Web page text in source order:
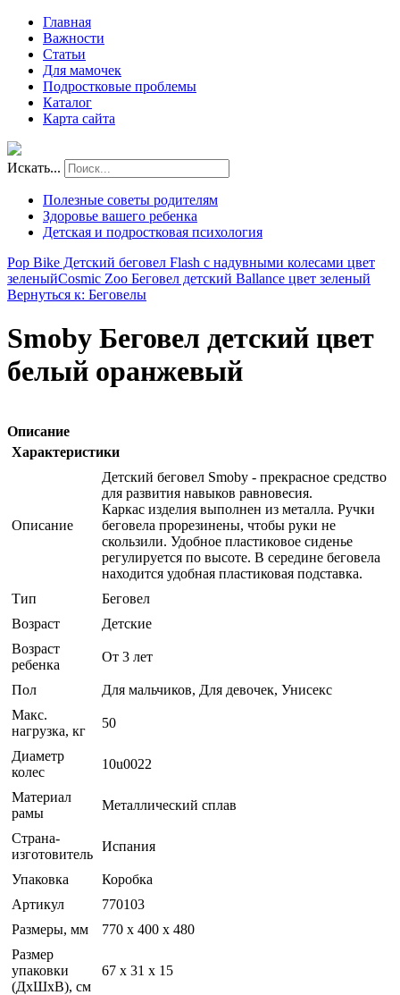
Главная
Важности
Статьи
Для мамочек
Подростковые проблемы
Каталог
Карта сайта
Искать...
Полезные советы родителям
Здоровье вашего ребенка
Детская и подростковая психология
Pop Bike Детский беговел Flash с надувными колесами цвет
зеленыйCosmic Zoo Беговел детский Ballance цвет зеленый
Вернуться к: Беговелы
Smoby Беговел детский цвет
белый оранжевый
Описание
Характеристики
Описание
Детский беговел Smoby - прекрасное средство
для развития навыков равновесия.
Каркас изделия выполнен из металла. Ручки
беговела прорезинены, чтобы руки не
скользили. Удобное пластиковое сиденье
регулируется по высоте. В середине беговела
находится удобная пластиковая подставка.
Тип
Беговел
Возраст
Детские
Возраст
ребенка
От 3 лет
Пол
Для мальчиков, Для девочек, Унисекс
Макс.
нагрузка, кг
50
Диаметр
колес
10u0022
Материал
рамы
Металлический сплав
Страна-
изготовитель
Испания
Упаковка
Коробка
Артикул
770103
Размеры, мм
770 х 400 х 480
Размер
упаковки
(ДхШхВ), см
67 x 31 x 15